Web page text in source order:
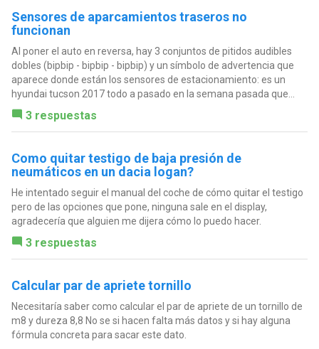
Sensores de aparcamientos traseros no
funcionan
Al poner el auto en reversa, hay 3 conjuntos de pitidos audibles
dobles (bipbip - bipbip - bipbip) y un símbolo de advertencia que
aparece donde están los sensores de estacionamiento: es un
hyundai tucson 2017 todo a pasado en la semana pasada que...
3 respuestas
Como quitar testigo de baja presión de
neumáticos en un dacia logan?
He intentado seguir el manual del coche de cómo quitar el testigo
pero de las opciones que pone, ninguna sale en el display,
agradecería que alguien me dijera cómo lo puedo hacer.
3 respuestas
Calcular par de apriete tornillo
Necesitaría saber como calcular el par de apriete de un tornillo de
m8 y dureza 8,8 No se si hacen falta más datos y si hay alguna
fórmula concreta para sacar este dato.